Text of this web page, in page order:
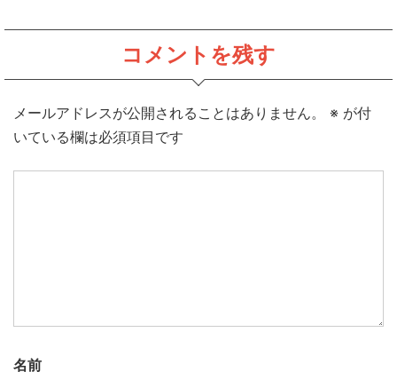
コメントを残す
メールアドレスが公開されることはありません。 ※ が付
いている欄は必須項目です
名前